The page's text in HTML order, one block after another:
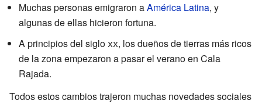
Muchas personas emigraron aAmérica Latina, y
algunas de ellas hicieron fortuna.
A principios del sigloxx, los dueños de tierras más ricos
de la zona empezaron a pasar el verano en Cala
Rajada.
Todos estos cambios trajeron muchas novedades sociales